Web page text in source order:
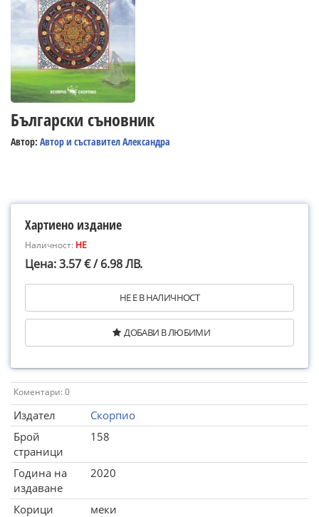
Български съновник
Автор: Автор и съставител Александра
Хартиено издание
Наличност: НЕ
Цена: 3.57 € / 6.98 ЛВ.
НЕ Е В НАЛИЧНОСТ
ДОБАВИ В ЛЮБИМИ
Коментари: 0
Издател
Скорпио
Брой
страници
158
Година на
издаване
2020
Корици
меки